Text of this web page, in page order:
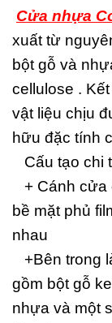
Cửa nhựa
xuất từ
bột gỗ và
cellulose .
vật liệu chịu
hữu đặc tính
Cấu tạo chi
+ Cánh cửa
bề mặt phủ
nhau
+Bên trong
gồm bột gỗ
nhựa và một